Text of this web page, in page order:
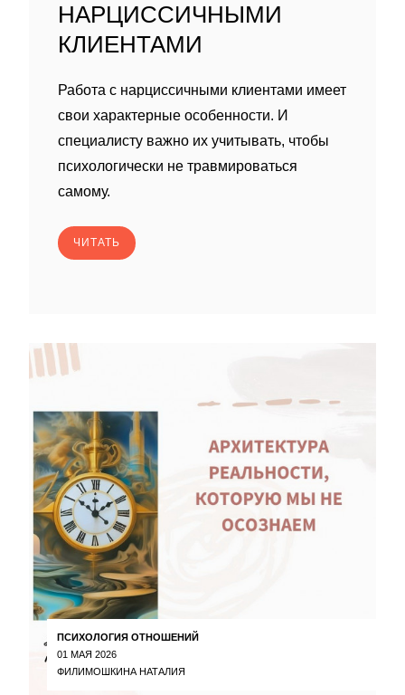
НАРЦИССИЧНЫМИ
КЛИЕНТАМИ
Работа с нарциссичными клиентами имеет
свои характерные особенности. И
специалисту важно их учитывать, чтобы
психологически не травмироваться
самому.
ЧИТАТЬ
ПСИХОЛОГИЯ ОТНОШЕНИЙ
01 МАЯ 2026
ФИЛИМОШКИНА НАТАЛИЯ